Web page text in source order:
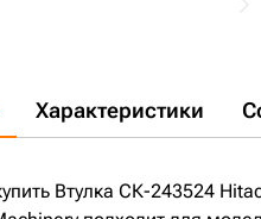
Характеристики
Втулка СК-243524